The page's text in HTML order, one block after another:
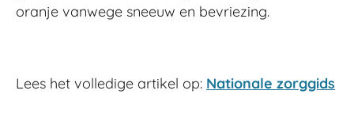
oranje vanwege sneeuw en bevriezing.
Lees het volledige artikel op: Nationale zorggids